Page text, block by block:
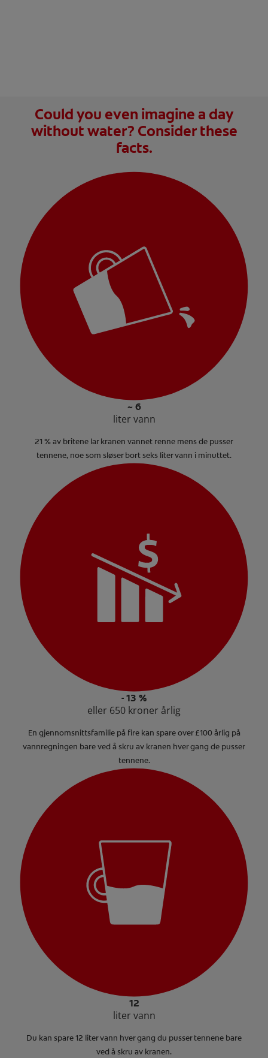
Could you even imagine a day
without water? Consider these
facts.
~ 6
liter vann
21 % av britene lar kranen vannet renne mens de pusser
tennene, noe som sløser bort seks liter vann i minuttet.
- 13 %
eller 650 kroner årlig
En gjennomsnittsfamilie på fire kan spare over £100 årlig på
vannregningen bare ved å skru av kranen hver gang de pusser
tennene.
12
liter vann
Du kan spare 12 liter vann hver gang du pusser tennene bare
ved å skru av kranen.